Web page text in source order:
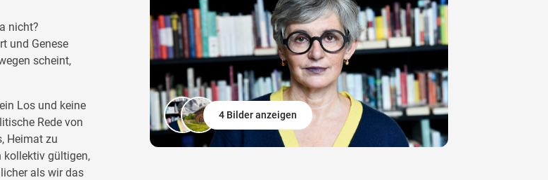
nicht?
und Genese
scheint,
Los und keine
Rede von
Heimat zu
kollektiv gültigen,
als wir das
4 Bilder anzeigen